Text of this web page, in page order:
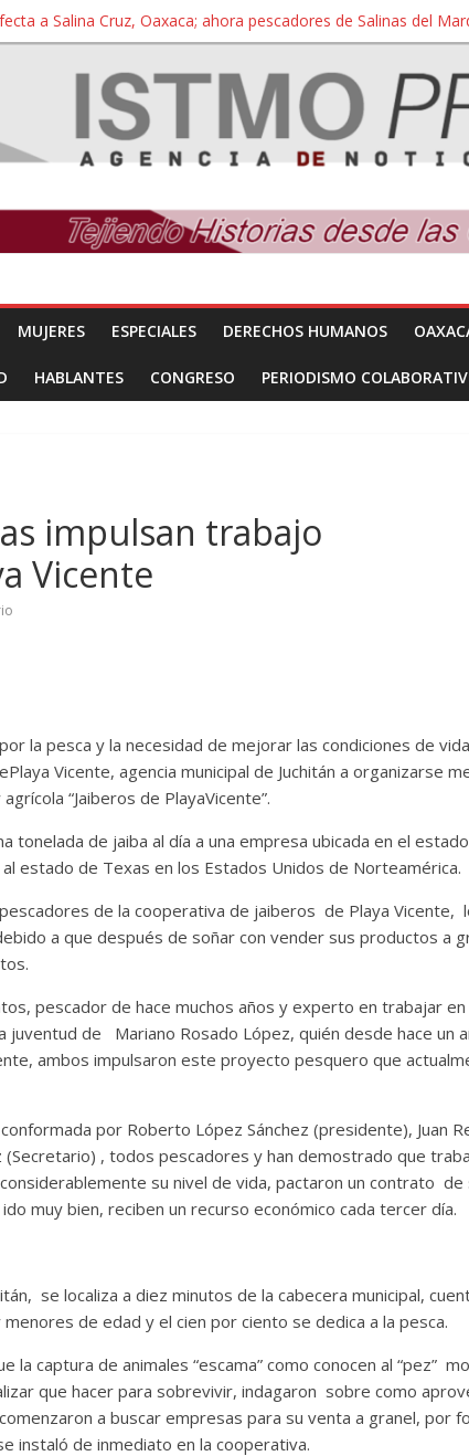
a Salina Cruz, Oaxaca; ahora pescadores de Salinas del
Universidad Bienestar de Ixtepec, Oaxaca vuelve a las aulas
se reúnen con titular de la SEGOB y exigen detener a los
de nuevo despojo de su territorio para construir un parque
la extracción ilegal de material pétreo de gravera Oyamel
MUJERES ESPECIALES DERECHOS HUMANOS
HABLANTES CONGRESO PERIODISMO
impulsan trabajo
Vicente
la pesca y la necesidad de mejorar las condiciones de
Vicente, agencia municipal de Juchitán a organizarse
“Jaiberos de PlayaVicente”.
tonelada de jaiba al día a una empresa ubicada en el
estado de Texas en los Estados Unidos de Norteamérica.
de la cooperativa de jaiberos de Playa Vicente,
a que después de soñar con vender sus productos a
pescador de hace muchos años y experto en trabajar en
de Mariano Rosado López, quién desde hace un
ambos impulsaron este proyecto pesquero que
por Roberto López Sánchez (presidente), Juan
, todos pescadores y han demostrado que
su nivel de vida, pactaron un contrato de
muy bien, reciben un recurso económico cada tercer día.
se localiza a diez minutos de la cabecera municipal,
de edad y el cien por ciento se dedica a la pesca.
captura de animales “escama” como conocen al “pez”
que hacer para sobrevivir, indagaron sobre como
a buscar empresas para su venta a granel, por
instaló de inmediato en la cooperativa.